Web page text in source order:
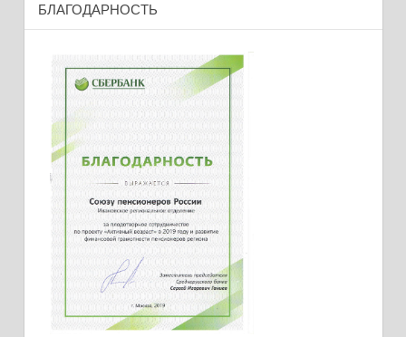
БЛАГОДАРНОСТЬ